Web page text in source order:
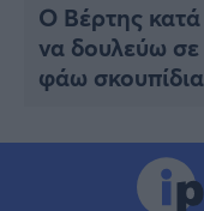
Ο Βέρτης
να δουλεύω σε
φάω